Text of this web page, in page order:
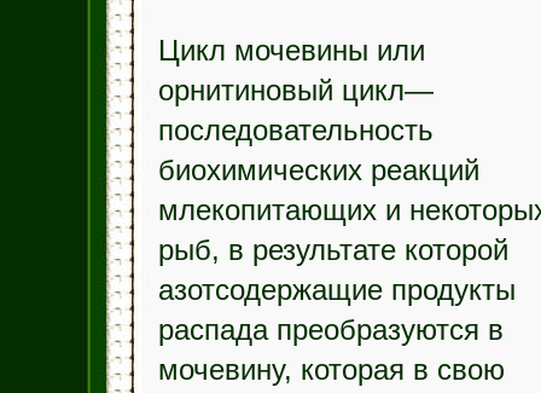
Цикл мочевины или
орнитиновый цикл—
последовательность
биохимических реакций
млекопитающих и
рыб, в результате которой
азотсодержащие продукты
распада преобразуются в
мочевину, которая в свою